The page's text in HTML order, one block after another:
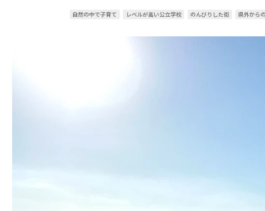
自然の中で子育て レベルが高い公立学校 のんびりした街 県外から